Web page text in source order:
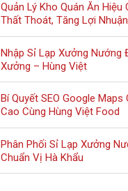
Quản Lý Kho Quán Ăn Hiệu Quả: 10 Bí Quyết Giảm
Thất Thoát, Tăng Lợi Nhuận
Nhập Sỉ Lạp Xưởng Nướng Đá Bắc Ninh Tận
Xưởng – Hùng Việt
Bí Quyết SEO Google Maps Quán Ăn Lên Top Đỉnh
Cao Cùng Hùng Việt Food
Phân Phối Sỉ Lạp Xưởng Nướng Đá Bình Dương
Chuẩn Vị Hà Khẩu